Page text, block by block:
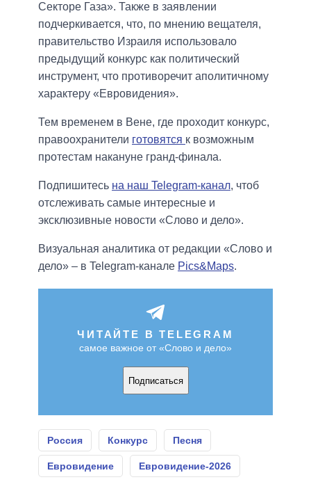
Секторе Газа». Также в заявлении
подчеркивается, что, по мнению вещателя,
правительство Израиля использовало
предыдущий конкурс как политический
инструмент, что противоречит аполитичному
характеру «Евровидения».
Тем временем в Вене, где проходит конкурс,
правоохранители готовятся к возможным
протестам накануне гранд-финала.
Подпишитесь на наш Telegram-канал, чтоб
отслеживать самые интересные и
эксклюзивные новости «Слово и дело».
Визуальная аналитика от редакции «Слово и
дело» – в Telegram-канале Pics&Maps.
ЧИТАЙТЕ В TELEGRAM
самое важное от «Слово и дело»
Подписаться
Россия Конкурс Песня
Евровидение Евровидение-2026